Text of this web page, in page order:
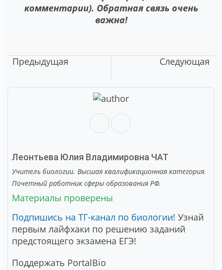
комментарии). Обратная связь очень
важна!
Предыдущая Следующая
Леонтьева Юлия Владимировна ЧАТ
Учитель биологии. Высшая квалификационная категория.
Почетный работник сферы образования РФ.
Материалы проверены
Подпишись на ТГ-канал по биологии! Узнай
первым лайфхаки по решению заданий
предстоящего экзамена ЕГЭ!
Поддержать PortalBio